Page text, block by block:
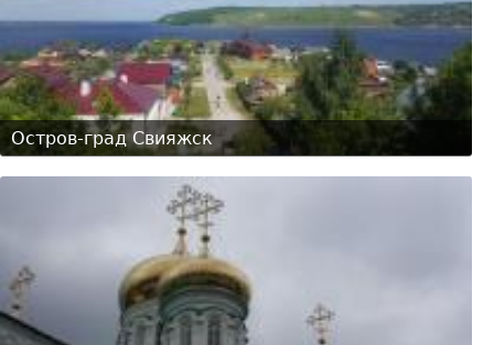
Остров-град Свияжск